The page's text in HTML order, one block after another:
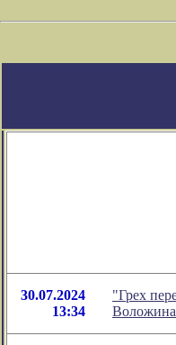
30.07.2024
13:34
"Грех
Воложина